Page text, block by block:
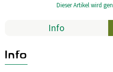
Über uns
Dieser Artikel wird
Info
Info